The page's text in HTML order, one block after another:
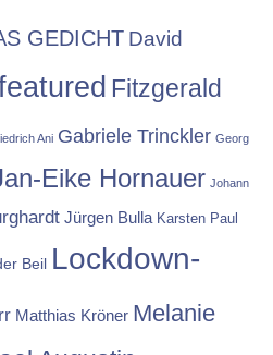
GEDICHT David
Fitzgerald
Ani Gabriele Trinckler Georg
Eike Hornauer Johann
Jürgen Bulla Karsten Paul
Beil Lockdown-
Matthias Kröner Melanie